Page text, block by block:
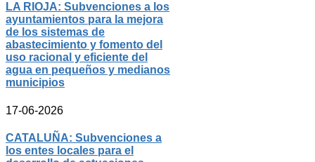
LA RIOJA: Subvenciones a los
ayuntamientos para la mejora
de los sistemas de
abastecimiento y fomento del
uso racional y eficiente del
agua en pequeños y medianos
municipios
17-06-2026
CATALUÑA: Subvenciones a
los entes locales para el